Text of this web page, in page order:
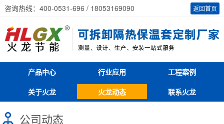
返回首页
咨询热线：400-0531-696 / 18053169090
产品中心 行业应用
工程案例
关于火龙
火龙动态 联系火龙
公司动态